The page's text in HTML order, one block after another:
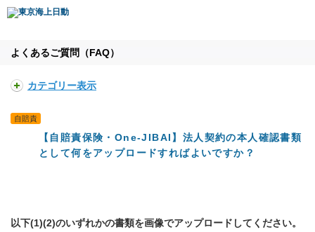
よくあるご質問（FAQ）
カテゴリー表示
自賠責
【自賠責保険・One-JIBAI】法人契約の本人確認書類
として何をアップロードすればよいですか？
以下(1)(2)のいずれかの書類を画像でアップロードしてください。